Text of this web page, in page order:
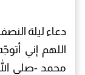
دعاء ليلة
اللهم إني
محمد -صلى